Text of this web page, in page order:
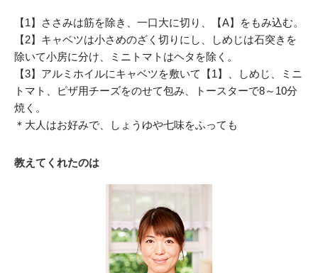
【1】ささみは筋を除き、一口大に切り、【A】をもみ込む。
【2】キャベツは小さめのざく切りにし、しめじは石突きを
除いて小房に分け、ミニトマトはヘタを除く。
【3】アルミホイルにキャベツを敷いて【1】、しめじ、ミニ
トマト、ピザ用チーズをのせて包み、トースターで8～10分
焼く。
＊大人はお好みで、しょうゆや七味をふっても
教えてくれたのは